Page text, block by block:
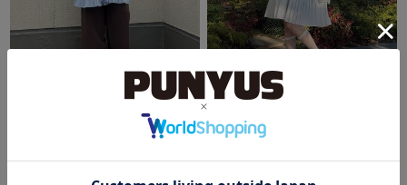
PUNYUS原宿竹下通り